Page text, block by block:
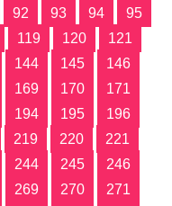
92 93 94
95
119 120
121
144 145
146
169 170
171
194 195
196
219 220
221
244 245
246
269 270
271